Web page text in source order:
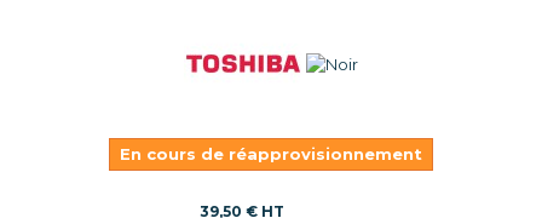
En cours de réapprovisionnement
39,50 € HT